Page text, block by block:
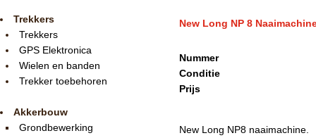
Trekkers
Trekkers
GPS Elektronica
Wielen en banden
Trekker toebehoren
Akkerbouw
Grondbewerking
New Long NP 8
Nummer
Conditie
Prijs
New Long NP8 naaimachine.